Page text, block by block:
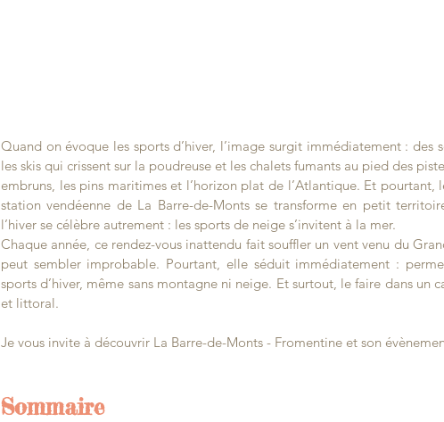
Quand on évoque les sports d’hiver, l’image surgit immédiatement : des
les skis qui crissent sur la poudreuse et les chalets fumants au pied des
embruns, les pins maritimes et l’horizon plat de l’Atlantique. Et pourtant,
station vendéenne de La Barre-de-Monts se transforme en petit
l’hiver se célèbre autrement : les sports de neige s’invitent à la mer.
Chaque année, ce rendez-vous inattendu fait souffler un vent venu du
peut sembler improbable. Pourtant, elle séduit immédiatement :
sports d’hiver, même sans montagne ni neige. Et surtout, le faire dans un
et littoral.
Je vous invite à découvrir La Barre-de-Monts - Fromentine et son
Sommaire